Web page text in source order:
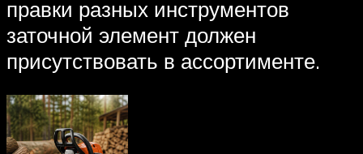
правки разных инструментов
заточной элемент должен
присутствовать в ассортименте.